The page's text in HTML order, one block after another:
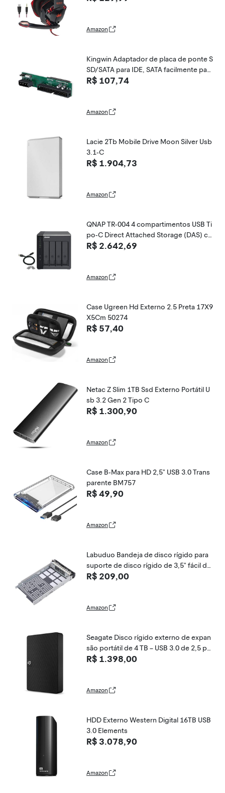
Amazon
Kingwin Adaptador de placa de ponte S
SD/SATA para IDE, SATA facilmente para
IDE. Suporta disco rígido de 2,5 polega
R$ 107,74
Amazon
Lacie 2Tb Mobile Drive Moon Silver Usb
3.1-C
R$ 1.904,73
Amazon
QNAP TR-004 4 compartimentos USB Ti
po-C Direct Attached Storage (DAS) co
m hardware RAID (sem disco)
R$ 2.642,69
Amazon
Case Ugreen Hd Externo 2.5 Preta 17X9
X5Cm 50274
R$ 57,40
Amazon
Netac Z Slim 1TB Ssd Externo Portátil U
sb 3.2 Gen 2 Tipo C
R$ 1.300,90
Amazon
Case B-Max para HD 2,5" USB 3.0 Trans
parente BM757
R$ 49,90
Amazon
Labuduo Bandeja de disco rígido para
suporte de disco rígido de 3,5" fácil de
usar, suporte SSD, para peça para R730
R$ 209,00
Amazon
Seagate Disco rígido externo de expan
são portátil de 4 TB – USB 3.0 de 2,5 pol
egadas, para Mac e PC com serviços d
R$ 1.398,00
Amazon
HDD Externo Western Digital 16TB USB
3.0 Elements
R$ 3.078,90
Amazon